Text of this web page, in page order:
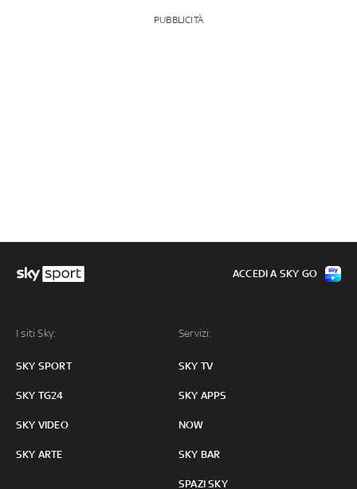
PUBBLICITÀ
I siti Sky:
SKY SPORT
SKY TG24
SKY VIDEO
SKY ARTE
Servizi:
SKY TV
SKY APPS
NOW
SKY BAR
SPAZI SKY
ACCEDI A SKY GO